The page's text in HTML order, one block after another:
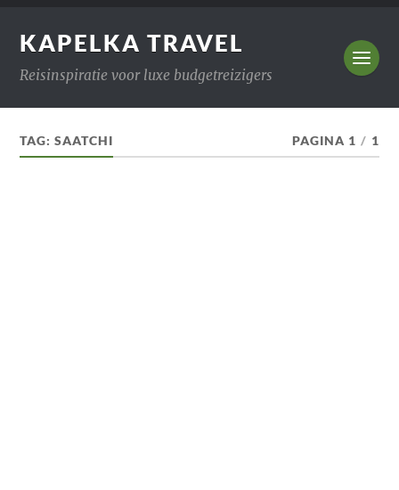
KAPELKA TRAVEL
Reisinspiratie voor luxe budgetreizigers
TAG:SAATCHI PAGINA 1 / 1